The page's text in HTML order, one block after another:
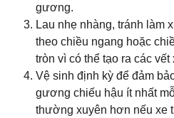
gương.
Lau nhẹ nhàng, tránh làm
theo chiều ngang hoặc
tròn vì có thể tạo ra các
Vệ sinh định kỳ để đảm
gương chiếu hậu ít nhất
thường xuyên hơn nếu xe